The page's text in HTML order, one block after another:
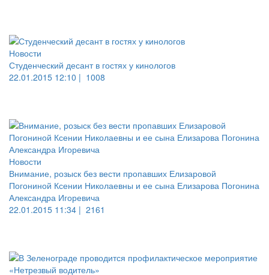
Новости
Студенческий десант в гостях у кинологов
22.01.2015 12:10 | 1008
Новости
Внимание, розыск без вести пропавших Елизаровой
Погониной Ксении Николаевны и ее сына Елизарова Погонина
Александра Игоревича
22.01.2015 11:34 | 2161